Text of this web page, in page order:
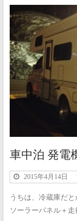
車中泊 発電
2015年4月14日
うちは、冷蔵庫だ
ソーラーパネル＋